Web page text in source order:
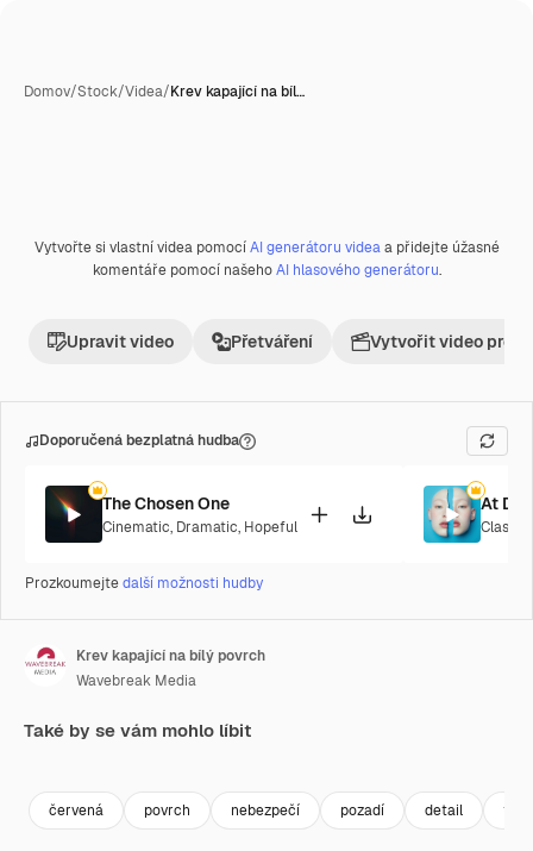
Domov/Stock/Videa/Krev kapající na bíl…
Premium
Vytvořte si vlastní videa pomocíAI generátoru videaa přidejte úžasné
komentáře pomocí našehoAI hlasového generátoru.
Upravit video Přetváření Vytvořit video
Doporučená bezplatná hudba
The Chosen One
Cinematic, Dramatic, Hopeful
At
Prozkoumejtedalší možnosti hudby
Krev kapající na bílý povrch
Wavebreak Media
Také by se vám mohlo líbit
červená povrch nebezpečí pozadí detail